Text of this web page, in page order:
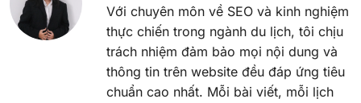
Với chuyên môn về SEO và kinh nghiệm
thực chiến trong ngành du lịch, tôi chịu
trách nhiệm đảm bảo mọi nội dung và
thông tin trên website đều đáp ứng tiêu
chuẩn cao nhất. Mỗi bài viết, mỗi lịch